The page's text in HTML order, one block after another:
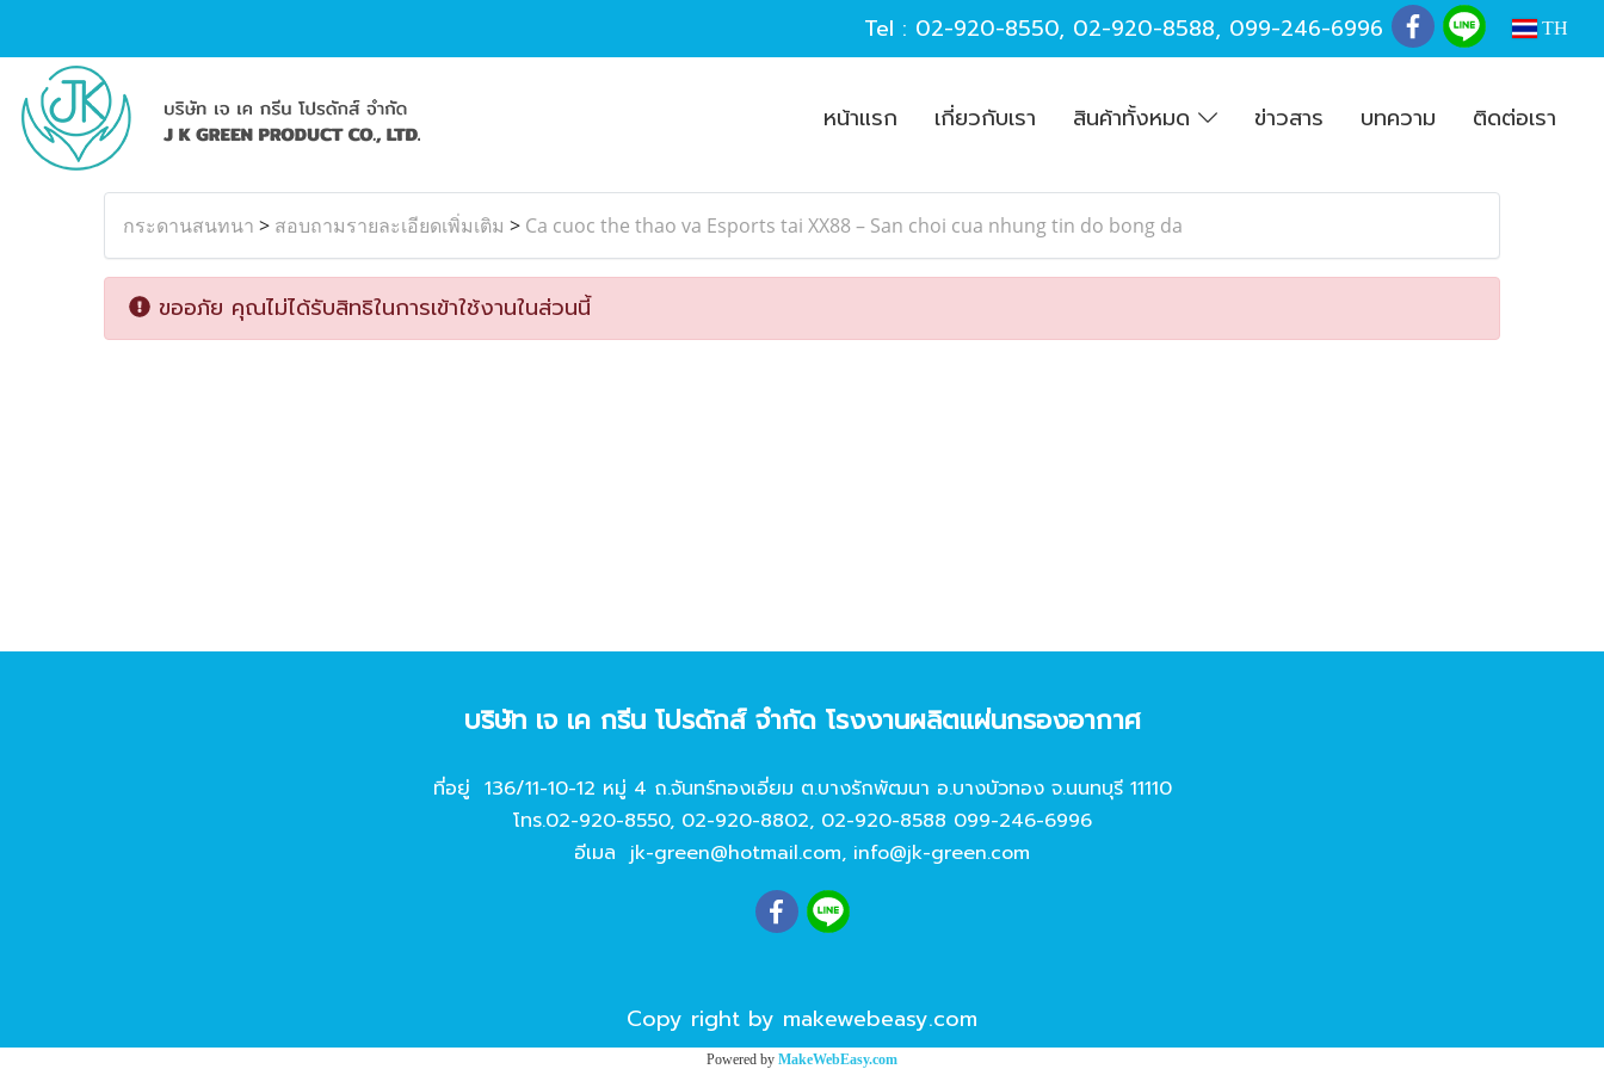
Tel : 02-920-8550, 02-920-8588, 099-246-6996 TH
หน้าแรก เกี่ยวกับเรา สินค้าทั้งหมด ข่าวสาร บทความ ติดต่อเรา
กระดานสนทนา > สอบถามรายละเอียดเพิ่มเติม > Ca cuoc the thao va Esports tai XX88 – San choi cua nhung tin do bong da
ขออภัย คุณไม่ได้รับสิทธิในการเข้าใช้งานในส่วนนี้
บริษัท เจ เค กรีน โปรดักส์ จํากัด โรงงานผลิตแผ่นกรองอากาศ
ที่อยู่ 136/11-10-12 หมู่ 4 ถ.จันทร์ทองเอี่ยม ต.บางรักพัฒนา อ.บางบัวทอง จ.นนทบุรี 11110
โทร.02-920-8550, 02-920-8802, 02-920-8588 099-246-6996
อีเมล jk-green@hotmail.com, info@jk-green.com
Copy right by makewebeasy.com
Powered by MakeWebEasy.com